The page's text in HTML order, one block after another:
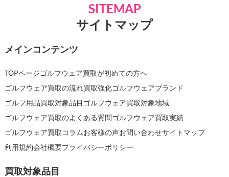
SITEMAP
サイトマップ
メインコンテンツ
TOPページゴルフウェア買取が初めての方へ
ゴルフウェア買取の流れ買取強化ゴルフウェアブランド
ゴルフ用品買取対象品目 ゴルフウェア買取対象地域
ゴルフウェア買取のよくある質問ゴルフウェア買取実績
ゴルフウェア買取コラムお客様の声お問い合わせサイトマップ
利用規約会社概要プライバシーポリシー
買取対象品目